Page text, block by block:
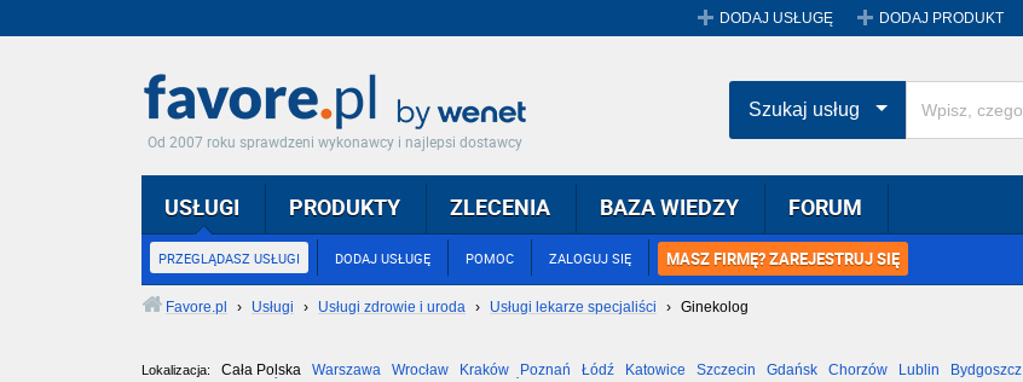
DODAJ USŁUGĘ DODAJ PRODUKT
Od 2007 roku sprawdzeni wykonawcy i najlepsi dostawcy
USŁUGI
PRZEGLĄDASZ USŁUGI DODAJ USŁUGĘ POMOC ZALOGUJ SIĘ MASZ FIRMĘ? ZAREJESTRUJ SIĘ
PRODUKTY ZLECENIA BAZA WIEDZY FORUM
Szukaj usług
Favore.pl › Usługi › Usługi zdrowie i uroda › Usługi lekarze specjaliści › Ginekolog
Lokalizacja: Cała Polska Warszawa Wrocław Kraków Poznań Łódź Katowice Szczecin Gdańsk Chorzów Lublin Bydgoszcz